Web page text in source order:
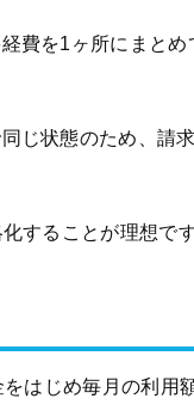
費を1ヶ所にまとめ
じ状態のため、請
することが理想です
はじめ毎月の利用